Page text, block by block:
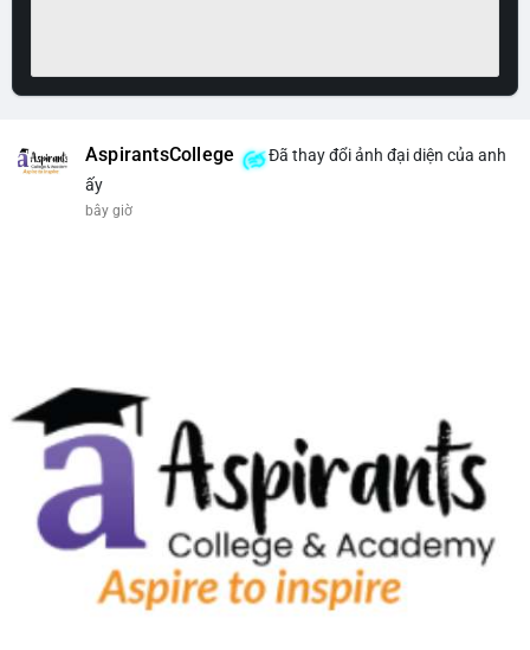
AspirantsCollege
Đã thay đổi ảnh đại diện của anh
ấy
1 m